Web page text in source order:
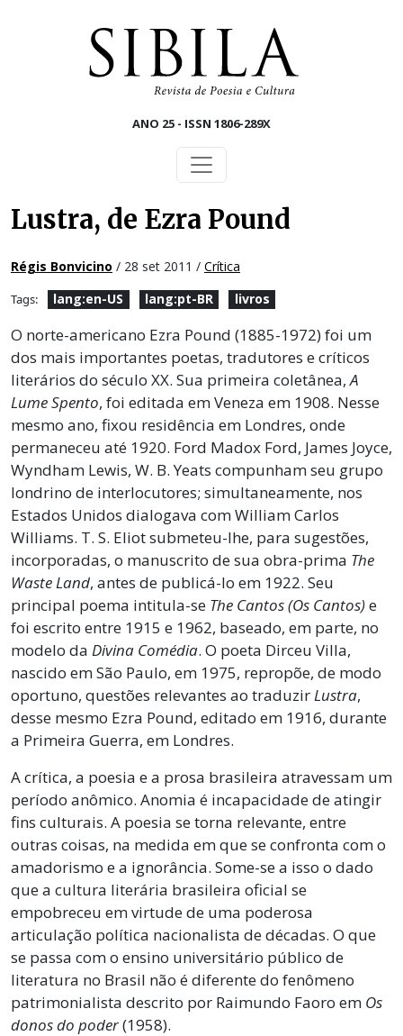
ANO 25 - ISSN 1806-289X
Lustra, de Ezra Pound
Régis Bonvicino / 28 set 2011 / Crítica
Tags: lang:en-US lang:pt-BR livros
O norte-americano Ezra Pound (1885-1972) foi um
dos mais importantes poetas, tradutores e críticos
literários do século XX. Sua primeira coletânea,A
Lume Spento, foi editada em Veneza em 1908. Nesse
mesmo ano, fixou residência em Londres, onde
permaneceu até 1920. Ford Madox Ford, James Joyce,
Wyndham Lewis, W. B. Yeats compunham seu grupo
londrino de interlocutores; simultaneamente, nos
Estados Unidos dialogava com William Carlos
Williams. T. S. Eliot submeteu-lhe, para sugestões,
incorporadas, o manuscrito de sua obra-prima The
Waste Land, antes de publicá-lo em 1922. Seu
principal poema intitula-se The Cantos (Os Cantos)e
foi escrito entre 1915 e 1962, baseado, em parte, no
modelo da Divina Comédia. O poeta Dirceu Villa,
nascido em São Paulo, em 1975, repropõe, de modo
oportuno, questões relevantes ao traduzirLustra,
desse mesmo Ezra Pound, editado em 1916, durante
a Primeira Guerra, em Londres.
A crítica, a poesia e a prosa brasileira atravessam um
período anômico. Anomia é incapacidade de atingir
fins culturais. A poesia se torna relevante, entre
outras coisas, na medida em que se confronta com o
amadorismo e a ignorância. Some-se a isso o dado
que a cultura literária brasileira oficial se
empobreceu em virtude de uma poderosa
articulação política nacionalista de décadas. O que
se passa com o ensino universitário público de
literatura no Brasil não é diferente do fenômeno
patrimonialista descrito por Raimundo Faoro em Os
donos do poder(1958).